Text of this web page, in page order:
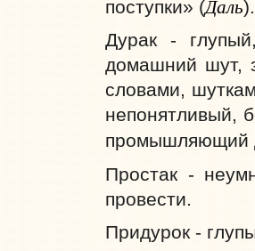
поступки» (Даль).
Дурак -
домашний шут,
словами,
непонятливый,
промышляющий
Простак -
провести.
Придурок -